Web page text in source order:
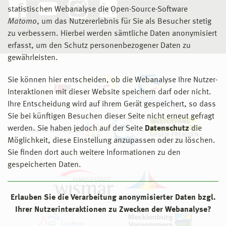
statistischen Webanalyse die Open-Source-Software
Matomo, um das Nutzererlebnis für Sie als Besucher stetig
zu verbessern. Hierbei werden sämtliche Daten anonymisiert
erfasst, um den Schutz personenbezogener Daten zu
gewährleisten.
Sie können hier entscheiden, ob die Webanalyse Ihre Nutzer-
Interaktionen mit dieser Website speichern darf oder nicht.
Ihre Entscheidung wird auf ihrem Gerät gespeichert, so dass
Sie bei künftigen Besuchen dieser Seite nicht erneut gefragt
werden. Sie haben jedoch auf der Seite Datenschutz die
Möglichkeit, diese Einstellung anzupassen oder zu löschen.
Sie finden dort auch weitere Informationen zu den
gespeicherten Daten.
Erlauben Sie die Verarbeitung anonymisierter Daten bzgl.
Ihrer Nutzerinteraktionen zu Zwecken der Webanalyse?